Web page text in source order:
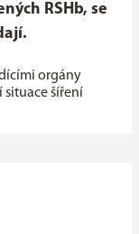
RSHb, se
orgány
šíření